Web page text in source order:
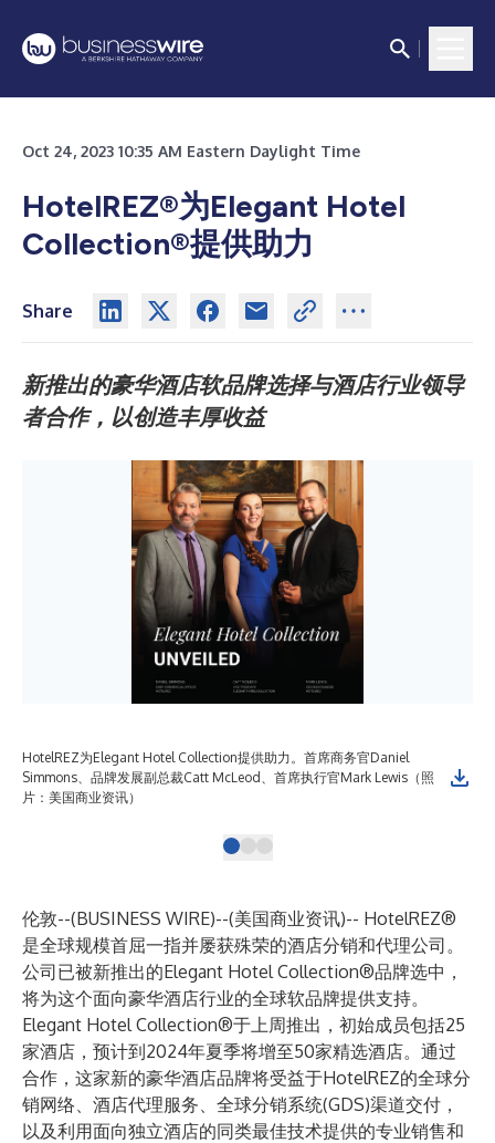
Oct 24, 2023 10:35 AM Eastern Daylight Time
HotelREZ®为Elegant Hotel
Collection®提供助力
Share
新推出的豪华酒店软品牌选择与酒店行业领导
者合作，以创造丰厚收益
HotelREZ为Elegant Hotel Collection提供助力。首席商务官Daniel
Simmons、品牌发展副总裁Catt McLeod、首席执行官Mark Lewis（照
片：美国商业资讯）
伦敦--(BUSINESS WIRE)--(美国商业资讯)-- HotelREZ®
是全球规模首屈一指并屡获殊荣的酒店分销和代理公司。
公司已被新推出的Elegant Hotel Collection®品牌选中，
将为这个面向豪华酒店行业的全球软品牌提供支持。
Elegant Hotel Collection®于上周推出，初始成员包括25
家酒店，预计到2024年夏季将增至50家精选酒店。通过
合作，这家新的豪华酒店品牌将受益于HotelREZ的全球分
销网络、酒店代理服务、全球分销系统(GDS)渠道交付，
以及利用面向独立酒店的同类最佳技术提供的专业销售和